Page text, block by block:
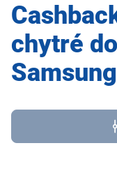
chytré
Samsung